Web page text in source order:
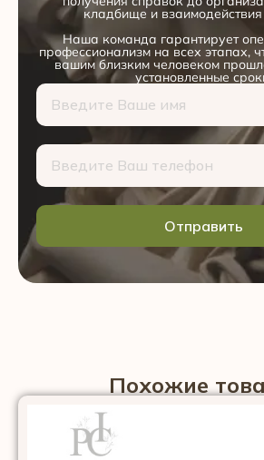
кладбище и
Наша команда гарантирует
профессионализм на всех этапах,
вашим близким человеком
установленные
Отправить
Похожие